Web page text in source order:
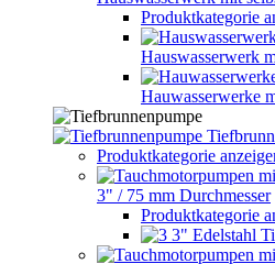
Produktkategorie
Hauswasserwerk
Hauwasserwerke
Produktkategorie
3" / 75 mm Durchmesser
Produktkategorie
3" Edelstahl